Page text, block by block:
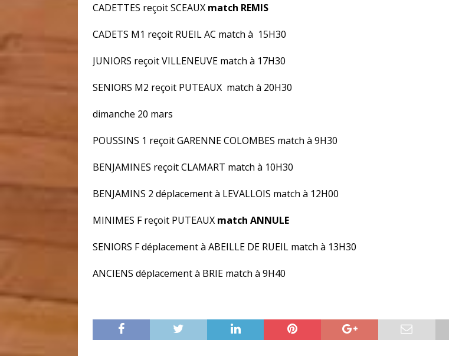
CADETTES reçoit SCEAUX match REMIS
CADETS M1 reçoit RUEIL AC match à 15H30
JUNIORS reçoit VILLENEUVE match à 17H30
SENIORS M2 reçoit PUTEAUX match à 20H30
dimanche 20 mars
POUSSINS 1 reçoit GARENNE COLOMBES match à 9H30
BENJAMINES reçoit CLAMART match à 10H30
BENJAMINS 2 déplacement à LEVALLOIS match à 12H00
MINIMES F reçoit PUTEAUX match ANNULE
SENIORS F déplacement à ABEILLE DE RUEIL match à 13H30
ANCIENS déplacement à BRIE match à 9H40